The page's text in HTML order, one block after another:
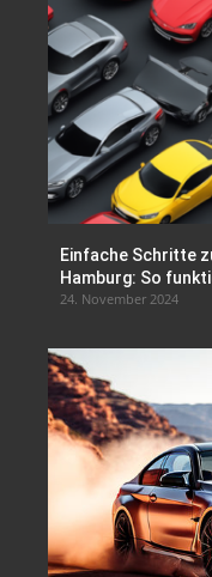
Einfache Schritte
Hamburg: So
24. November 2024